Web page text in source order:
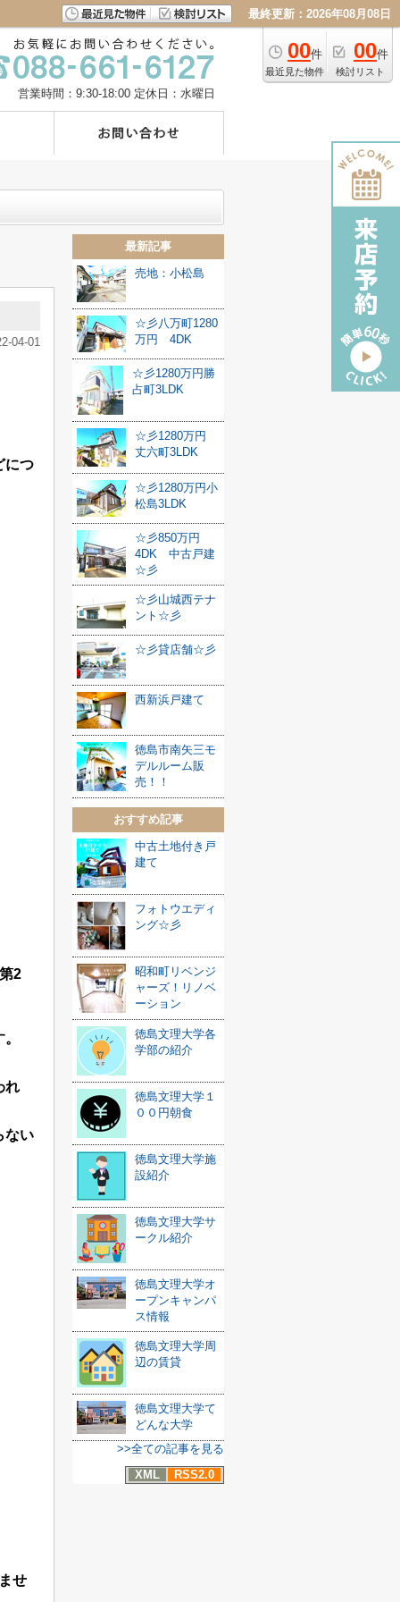
最終更新：2026年08月08日
00件
最近見た物件
00件
検討リスト
営業時間：9:30-18:00 定休日：水曜日
04-01
につ
2
れ
ない
せ
最新記事
売地：小松島
☆彡八万町1280
万円 4DK
☆彡1280万円勝
占町3LDK
☆彡1280万円
丈六町3LDK
☆彡1280万円小
松島3LDK
☆彡850万円
4DK 中古戸建
☆彡
☆彡山城西テナ
ント☆彡
☆彡貸店舗☆彡
西新浜戸建て
徳島市南矢三モ
デルルーム販
売！！
おすすめ記事
中古土地付き戸
建て
フォトウエディ
ング☆彡
昭和町リベンジ
ャーズ！リノベ
ーション
徳島文理大学各
学部の紹介
徳島文理大学１
００円朝食
徳島文理大学施
設紹介
徳島文理大学サ
ークル紹介
徳島文理大学オ
ープンキャンパ
ス情報
徳島文理大学周
辺の賃貸
徳島文理大学て
どんな大学
>>全ての記事を見る
XML
RSS2.0